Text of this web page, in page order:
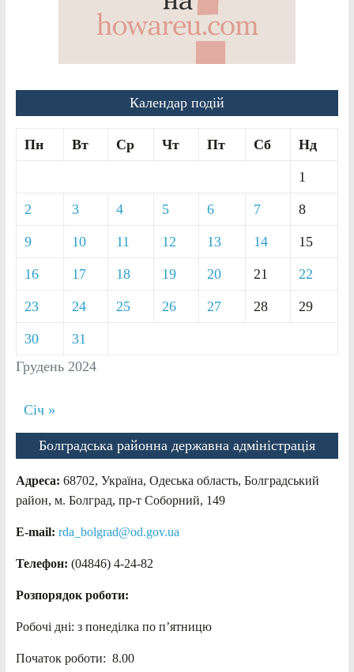
Календар подій
Грудень 2024
Пн Вт Ср Чт Пт Сб Нд
1
2 3 4 5 6 7 8
9 10 11 12 13 14 15
16 17 18 19 20 21 22
23 24 25 26 27 28 29
30 31
Січ »
Болградська районна державна адміністрація
Адреса: 68702, Україна, Одеська область, Болградський
район, м. Болград, пр-т Соборний, 149
E-mail: rda_bolgrad@od.gov.ua
Телефон: (04846) 4-24-82
Розпорядок роботи:
Робочі дні: з понеділка по п’ятницю
Початок роботи: 8.00